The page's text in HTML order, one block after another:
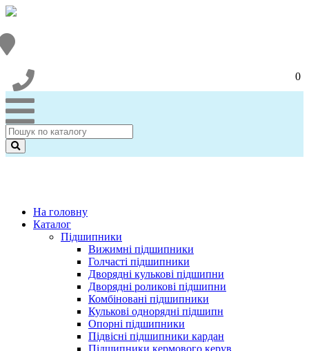
0
На головну
Каталог
Підшипники
Вижимні підшипники
Голчасті підшипники
Дворядні кулькові підшипни
Дворядні роликові підшипни
Комбіновані підшипники
Кулькові однорядні підшипн
Опорні підшипники
Підвісні підшипники кардан
Підшипники кермового керув